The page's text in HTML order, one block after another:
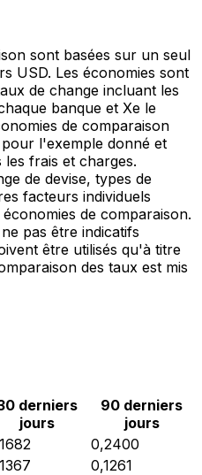
sont basées sur un seul
USD. Les économies sont
de change incluant les
banque et Xe le
de comparaison
l'exemple donné et
frais et charges.
de devise, types de
facteurs individuels
de comparaison.
pas être indicatifs
être utilisés qu'à titre
des taux est mis
derniers
jours
90 derniers
jours
0,2400
0,1261